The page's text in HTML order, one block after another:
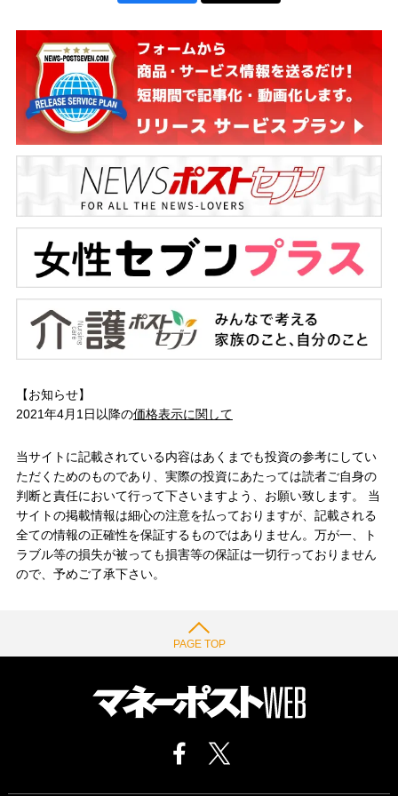
【お知らせ】
2021年4月1日以降の価格表示に関して
当サイトに記載されている内容はあくまでも投資の参考にしてい
ただくためのものであり、実際の投資にあたっては読者ご自身の
判断と責任において行って下さいますよう、お願い致します。 当
サイトの掲載情報は細心の注意を払っておりますが、記載される
全ての情報の正確性を保証するものではありません。万が一、ト
ラブル等の損失が被っても損害等の保証は一切行っておりません
ので、予めご了承下さい。
PAGE TOP